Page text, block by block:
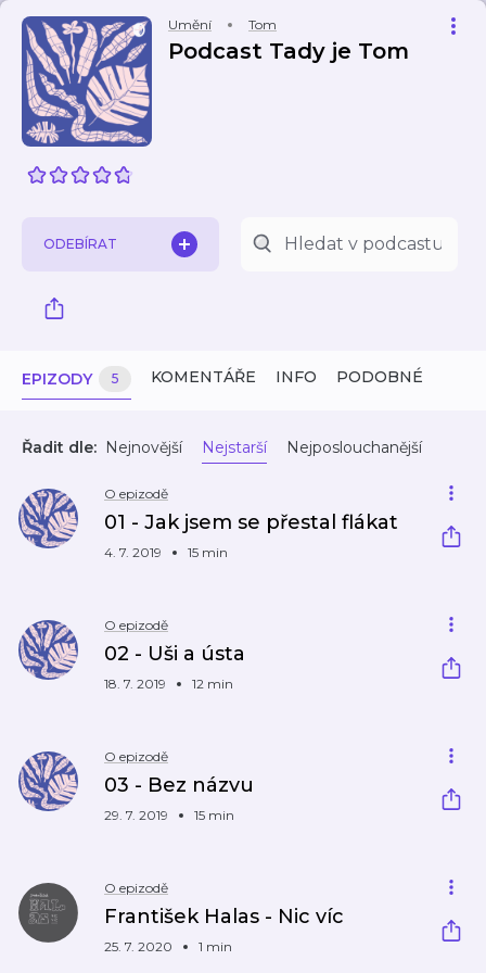
Umění Tom
Podcast Tady je Tom
ODEBÍRAT
EPIZODY 5 KOMENTÁŘE INFO PODOBNÉ
Řadit dle: Nejnovější Nejstarší Nejposlouchanější
O epizodě
01 - Jak jsem se přestal flákat
4. 7. 2019 15 min
O epizodě
02 - Uši a ústa
18. 7. 2019 12 min
O epizodě
03 - Bez názvu
29. 7. 2019 15 min
O epizodě
František Halas - Nic víc
25. 7. 2020 1 min